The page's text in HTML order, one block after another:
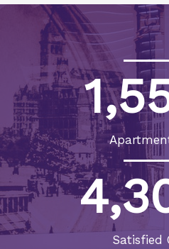
Satisfied